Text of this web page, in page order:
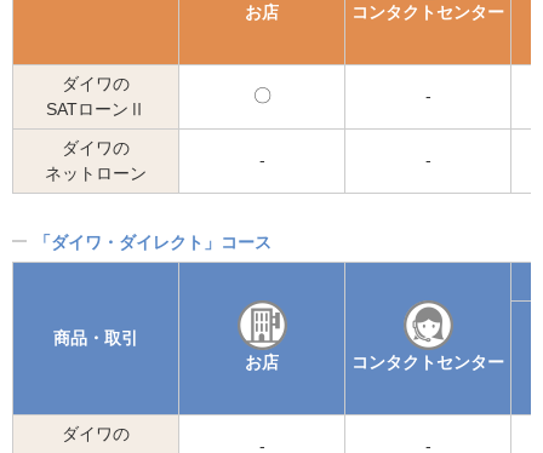
お店
コンタクトセンター
ダイワの
SATローンⅡ
可
-
ダイワの
ネットローン
- -
「ダイワ・ダイレクト」コース
商品・取引
お店
コンタクトセンター
ダイワの
- -